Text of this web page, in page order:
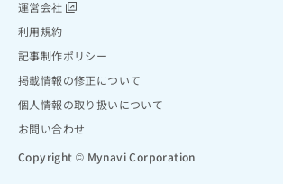
運営会社
利用規約
記事制作ポリシー
掲載情報の修正について
個人情報の取り扱いについて
お問い合わせ
Copyright © Mynavi Corporation